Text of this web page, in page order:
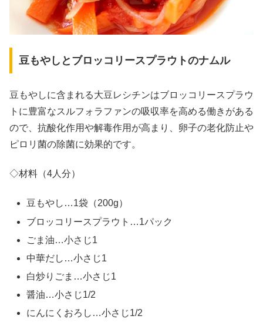
豆もやしとブロッコリースプラウトのナムル
豆もやしに含まれる大豆レシチンはブロッコリースプラウ
トに豊富なスルフォラファンの吸収率を高める働きがある
ので、抗酸化作用や解毒作用が高まり、卵子の老化防止や
ピロリ菌の除菌に効果的です。
◇材料（4人分）
豆もやし…1袋（200g）
ブロッコリースプラウト…1パック
ごま油…小さじ1
中華だし…小さじ1
白炒りごま…小さじ1
醤油…小さじ1/2
にんにくおろし…小さじ1/2